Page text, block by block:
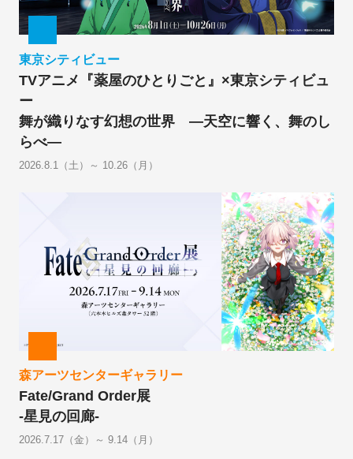
東京シティビュー
TVアニメ『薬屋のひとりごと』×東京シティビュ
ー
舞が織りなす幻想の世界 ―天空に響く、舞のし
らべ―
2026.8.1（土）～ 10.26（月）
森アーツセンターギャラリー
Fate/Grand Order展
-星見の回廊-
2026.7.17（金）～ 9.14（月）